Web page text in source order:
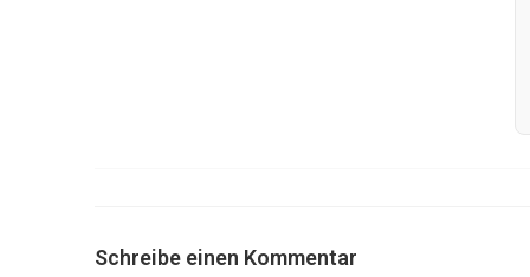
Schreibe einen Kommentar